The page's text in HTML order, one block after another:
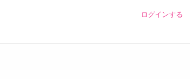
ログインする